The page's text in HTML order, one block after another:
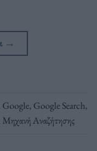
→
Google, Google Search,
Μηχανή Αναζήτησης